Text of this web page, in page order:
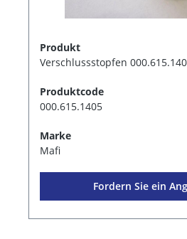
Produkt
Verschlussstopfen
Produktcode
000.615.1405
Marke
Mafi
Fordern Sie ein